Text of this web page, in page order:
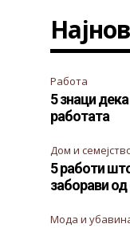
Работа
5 знаци
работата
Дом и
5 работи
заборави
Мода и